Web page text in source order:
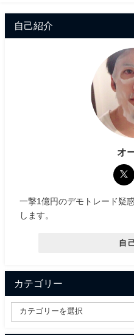
自己紹介
オ
一撃1億円のデモトレード疑
します。
自
カテゴリー